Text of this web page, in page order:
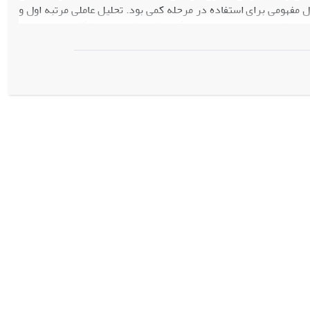
برای استفاده در مرحله کمی بود. تحلیل عاملی مرتبه اول و
بین عوامل متمایز پاسخگویی اثربخش در دانشگاه‌های دولتی را
متوازن به نیازهای ذینفعان، راهبردهای پاسخگویی، ابعاد